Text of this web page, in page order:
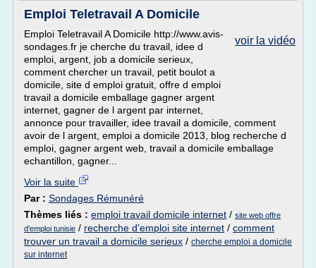
Emploi Teletravail A Domicile
voir la vidéo
Emploi Teletravail A Domicile http://www.avis-
sondages.fr je cherche du travail, idee d
emploi, argent, job a domicile serieux,
comment chercher un travail, petit boulot a
domicile, site d emploi gratuit, offre d emploi
travail a domicile emballage gagner argent
internet, gagner de l argent par internet,
annonce pour travailler, idee travail a domicile, comment
avoir de l argent, emploi a domicile 2013, blog recherche d
emploi, gagner argent web, travail a domicile emballage
echantillon, gagner...
Voir la suite
Par : Sondages Rémunéré
Thèmes liés : emploi travail domicile internet / site web offre
d'emploi tunisie / recherche d'emploi site internet / comment
trouver un travail a domicile serieux / cherche emploi a domicile
sur internet